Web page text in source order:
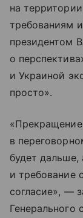
на
требованиям
президентом
о
и Украиной
просто».
в
будет
и требование
согласие», —
Генерального